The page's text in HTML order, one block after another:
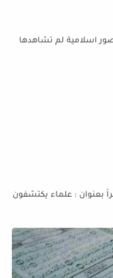
اسلامية لم تشاهدها
بعنوان : علماء يكتشفون